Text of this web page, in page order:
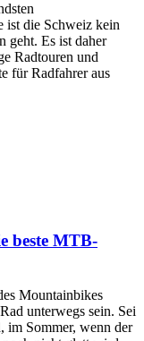
ist die Schweiz kein
geht. Es ist daher
Radtouren und
für Radfahrer aus
beste MTB-
Mountainbikes
unterwegs sein. Sei
im Sommer, wenn der